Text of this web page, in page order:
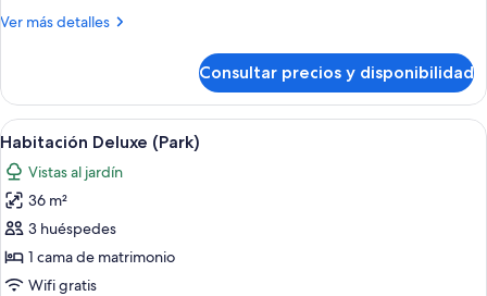
Ver más detalles
Más
(PRESTIGE)
Consultar precios y disponibilidad
Abrir
todas
las
fotos
de
Habitación
Deluxe
Habitación de hotel con una cama
5
Habitación Deluxe (Park)
Vistas al jardín
36 m²
3 huéspedes
1 cama de matrimonio
Wifi gratis